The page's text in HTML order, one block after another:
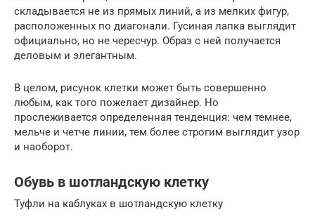
складывается не из прямых линий, а из мелких фигур,
расположенных по диагонали. Гусиная лапка выглядит
официально, но не чересчур. Образ с ней получается
деловым и элегантным.
В целом, рисунок клетки может быть совершенно
любым, как того пожелает дизайнер. Но
прослеживается определенная тенденция: чем темнее,
мельче и четче линии, тем более строгим выглядит узор
и наоборот.
Обувь в шотландскую клетку
Туфли на каблуках в шотландскую клетку